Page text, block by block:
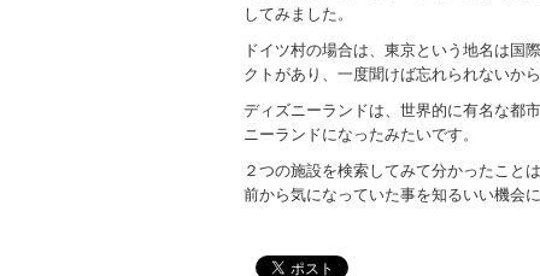
してみました。
ドイツ村の場合は、東京という地名は国
クトがあり、一度聞けば忘れられないか
ディズニーランドは、世界的に有名な都
ニーランドになったみたいです。
２つの施設を検索してみて分かったこと
前から気になっていた事を知るいい機会